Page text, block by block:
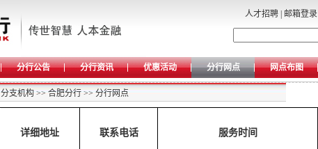
人才招聘 邮箱登录
分行公告 分行资讯 优惠活动 分行网点 网点布图
分支机构 >> 合肥分行 >> 分行网点
详细地址 联系电话 服务时间